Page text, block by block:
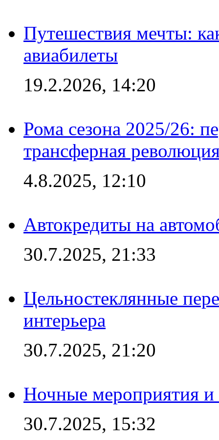
Путешествия мечты:
авиабилеты
19.2.2026, 14:20
Рома сезона 2025/26:
трансферная
4.8.2025, 12:10
Автокредиты на
30.7.2025, 21:33
Цельностеклянные
интерьера
30.7.2025, 21:20
Ночные мероприятия и
30.7.2025, 15:32